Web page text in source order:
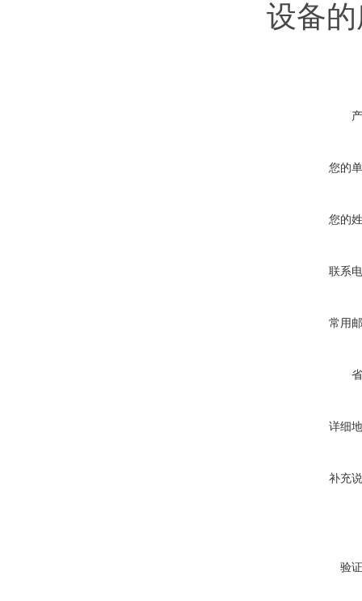
设备
您的
您的
联系
常用
详细
补充
验